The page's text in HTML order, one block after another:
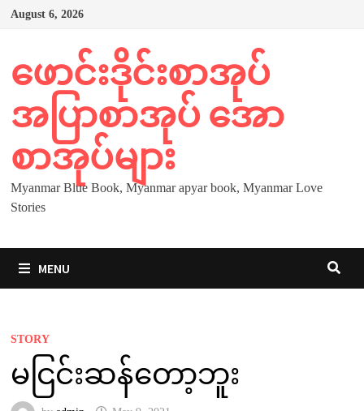
Skip
August 6, 2026
ဖောင်းဒိုင်းစာအုပ်
အပြာစာအုပ် အော
စာအုပ်များ
Myanmar Blue Book, Myanmar apyar book, Myanmar Love
Stories
MENU
STORY
မငြင်းဆန်တော့ဘူး